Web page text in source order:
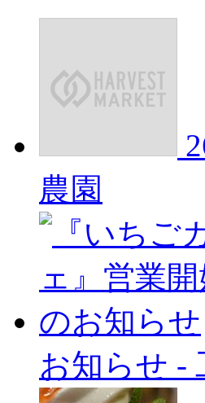
農園
お知らせ -